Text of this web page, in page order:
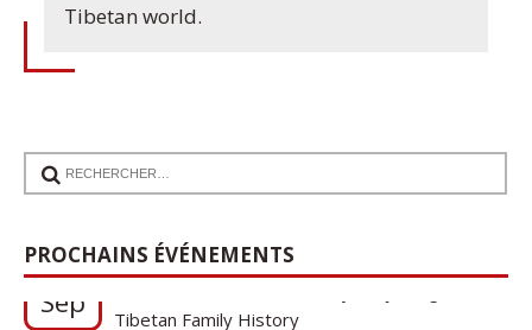
Tibetan world.
PROCHAINS ÉVÉNEMENTS
Sep
1920s Tibet to 21st-Century Darjeeling: A